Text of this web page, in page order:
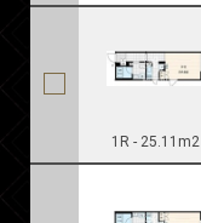
1R - 25.11m2